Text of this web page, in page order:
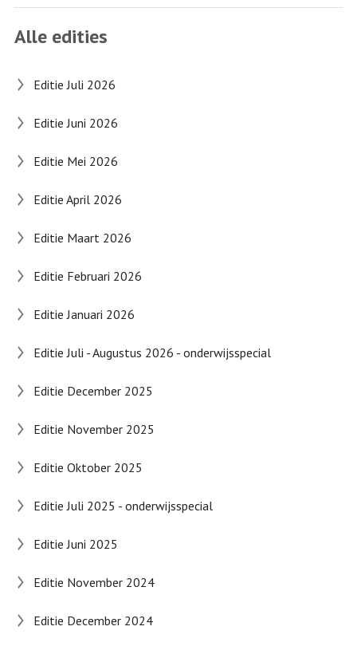
Alle edities
Editie Juli 2026
Editie Juni 2026
Editie Mei 2026
Editie April 2026
Editie Maart 2026
Editie Februari 2026
Editie Januari 2026
Editie Juli - Augustus 2026 - onderwijsspecial
Editie December 2025
Editie November 2025
Editie Oktober 2025
Editie Juli 2025 - onderwijsspecial
Editie Juni 2025
Editie November 2024
Editie December 2024